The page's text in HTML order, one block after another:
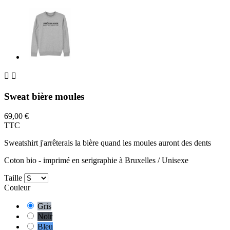
 
Sweat bière moules
69,00 €
TTC
Sweatshirt j'arrêterais la bière quand les moules auront des dents
Coton bio - imprimé en serigraphie à Bruxelles / Unisexe
Taille
Couleur
Gris
Noir
Bleu